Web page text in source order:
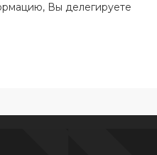
Вы делегируете